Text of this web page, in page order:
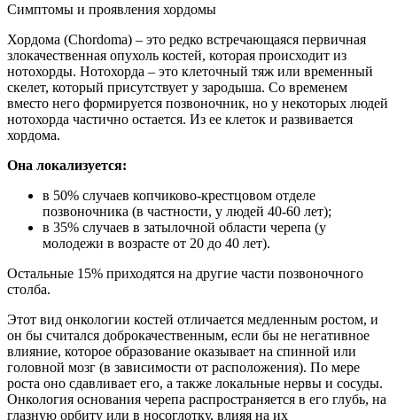
Симптомы и проявления хордомы
Хордома (Chordoma) – это редко встречающаяся первичная
злокачественная опухоль костей, которая происходит из
нотохорды. Нотохорда – это клеточный тяж или временный
скелет, который присутствует у зародыша. Со временем
вместо него формируется позвоночник, но у некоторых людей
нотохорда частично остается. Из ее клеток и развивается
хордома.
Она локализуется:
в 50% случаев копчиково-крестцовом отделе
позвоночника (в частности, у людей 40-60 лет);
в 35% случаев в затылочной области черепа (у
молодежи в возрасте от 20 до 40 лет).
Остальные 15% приходятся на другие части позвоночного
столба.
Этот вид онкологии костей отличается медленным ростом, и
он бы считался доброкачественным, если бы не негативное
влияние, которое образование оказывает на спинной или
головной мозг (в зависимости от расположения). По мере
роста оно сдавливает его, а также локальные нервы и сосуды.
Онкология основания черепа распространяется в его глубь, на
глазную орбиту или в носоглотку, влияя на их